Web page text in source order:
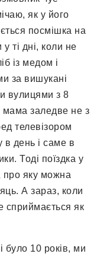
як у його
посмішка на
ті дні, коли не
із медом і
за вишукані
вулицями з 8
мама заледве не з
телевізором
день і саме в
Тоді поїздка у
про яку можна
А зараз, коли
сприймається як
було 10 років, ми